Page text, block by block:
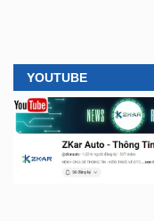
YOUTUBE